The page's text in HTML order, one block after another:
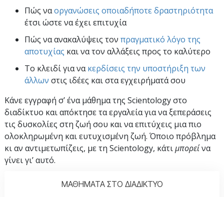
Πώς ναοργανώσεις οποιαδήποτε δραστηριότητα
έτσι ώστε να έχει επιτυχία
Πώς να ανακαλύψεις τον πραγματικό λόγο της
αποτυχίας και να τον αλλάξεις προς το καλύτερο
Το κλειδί για νακερδίσεις την υποστήριξη των
άλλων στις ιδέες και στα εγχειρήματά σου
Κάνε εγγραφή σ’ ένα μάθημα της Scientology στο
διαδίκτυο και απόκτησε τα εργαλεία για να ξεπεράσεις
τις δυσκολίες στη ζωή σου και να επιτύχεις μια πιο
ολοκληρωμένη και ευτυχισμένη ζωή. Όποιο πρόβλημα
κι αν αντιμετωπίζεις, με τη Scientology, κάτιμπορείνα
γίνει γι’ αυτό.
ΜΑΘΗΜΑΤΑ ΣΤΟ ΔΙΑΔΙΚΤΥΟ